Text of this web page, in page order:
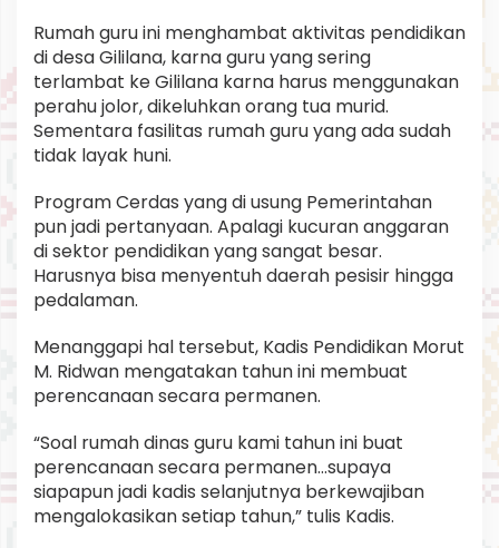
Rumah guru ini menghambat aktivitas pendidikan
di desa Gililana, karna guru yang sering
terlambat ke Gililana karna harus menggunakan
perahu jolor, dikeluhkan orang tua murid.
Sementara fasilitas rumah guru yang ada sudah
tidak layak huni.
Program Cerdas yang di usung Pemerintahan
pun jadi pertanyaan. Apalagi kucuran anggaran
di sektor pendidikan yang sangat besar.
Harusnya bisa menyentuh daerah pesisir hingga
pedalaman.
Menanggapi hal tersebut, Kadis Pendidikan Morut
M. Ridwan mengatakan tahun ini membuat
perencanaan secara permanen.
“Soal rumah dinas guru kami tahun ini buat
perencanaan secara permanen…supaya
siapapun jadi kadis selanjutnya berkewajiban
mengalokasikan setiap tahun,” tulis Kadis.